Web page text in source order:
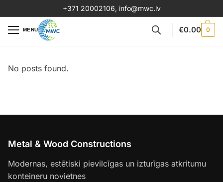
+371 20002106, info@mwc.lv
MENU €0.00 0
No posts found.
Metal & Wood Constructions
Modernas, estētiski pievilcīgas un izturīgas atkritumu
konteineru novietnes